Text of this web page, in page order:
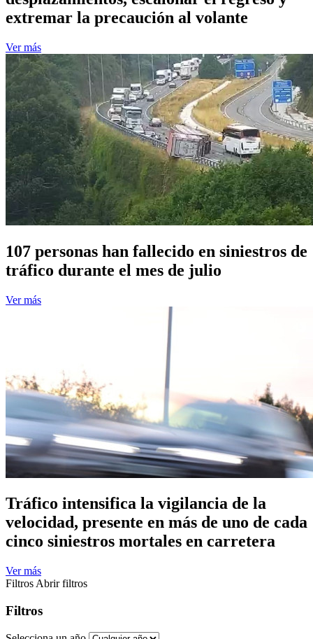
extremar la precaución al volante
Ver más
107 personas han fallecido en siniestros de
tráfico durante el mes de julio
Ver más
Tráfico intensifica la vigilancia de la
velocidad, presente en más de uno de cada
cinco siniestros mortales en carretera
Ver más
Filtros Abrir filtros
Filtros